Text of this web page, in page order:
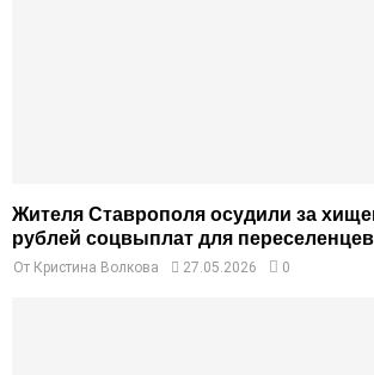
Жителя Ставрополя осудили за
рублей соцвыплат для
От Кристина Волкова 27.05.2026 0